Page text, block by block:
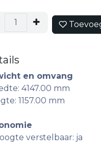
en omvang
4147.00 mm
1157.00 mm
verstelbaar: ja